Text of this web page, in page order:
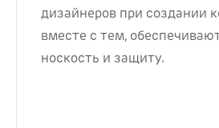
дизайнеров при создании
вместе с тем,
носкость и защиту.